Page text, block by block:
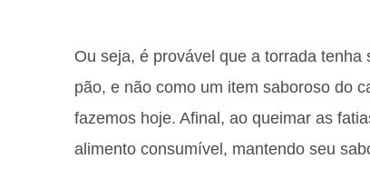
Ou seja, é provável que a torrada
pão, e não como um item saboroso do
fazemos hoje. Afinal, ao queimar as
alimento consumível, mantendo seu